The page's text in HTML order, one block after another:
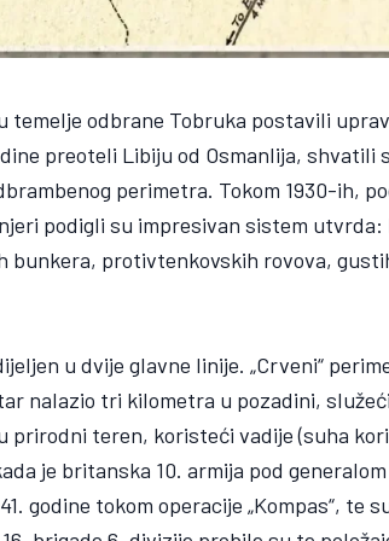
temelje odbrane Tobruka postavili
preoteli Libiju od Osmanlija,
perimetra. Tokom 1930-ih,
podigli su impresivan sistem utvrda:
bunkera, protivtenkovskih rovova,
u dvije glavne linije. „Crveni“
nalazio tri kilometra u pozadini,
prirodni teren, koristeći vadije (suha
je britanska 10. armija pod
godine tokom operacije „Kompas“, te